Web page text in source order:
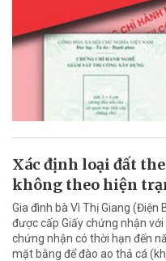
Xác định loại đất
không theo hiện
Gia đình bà Vì Thị Giang
được cấp Giấy chứng nhận
chứng nhận có thời hạn đến
mặt bằng để đào ao thả cá